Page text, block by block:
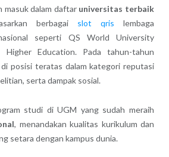
masuk dalam daftar universitas terbaik
berbagai slot qris lembaga
seperti QS World University
Higher Education. Pada tahun-tahun
posisi teratas dalam kategori reputasi
serta dampak sosial.
studi di UGM yang sudah meraih
, menandakan kualitas kurikulum dan
setara dengan kampus dunia.